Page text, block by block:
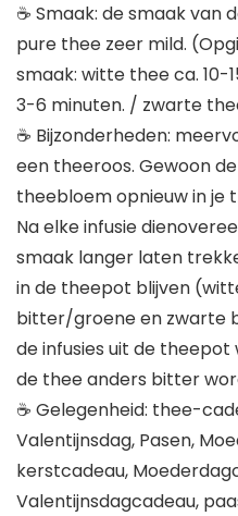
☕ Smaak: de smaak van
pure thee zeer mild.
smaak: witte thee ca. 10-
3-6 minuten. / zwarte
☕ Bijzonderheden:
een theeroos. Gewoon
theebloem opnieuw in je
Na elke infusie
smaak langer laten
in de theepot blijven
bitter/groene en zwarte
de infusies uit de
de thee anders bitter
☕ Gelegenheid: thee-
Valentijnsdag, Pasen,
kerstcadeau,
Valentijnsdagcadeau,